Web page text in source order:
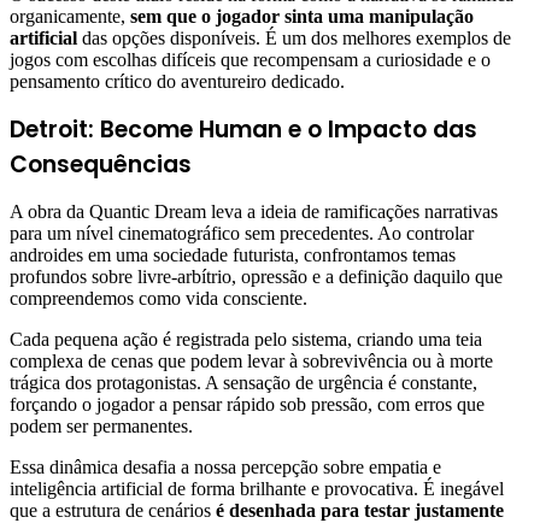
organicamente, sem que o jogador sinta uma manipulação
artificial das opções disponíveis. É um dos melhores exemplos de
jogos com escolhas difíceis que recompensam a curiosidade e o
pensamento crítico do aventureiro dedicado.
Detroit: Become Human e o Impacto das
Consequências
A obra da Quantic Dream leva a ideia de ramificações narrativas
para um nível cinematográfico sem precedentes. Ao controlar
androides em uma sociedade futurista, confrontamos temas
profundos sobre livre-arbítrio, opressão e a definição daquilo que
compreendemos como vida consciente.
Cada pequena ação é registrada pelo sistema, criando uma teia
complexa de cenas que podem levar à sobrevivência ou à morte
trágica dos protagonistas. A sensação de urgência é constante,
forçando o jogador a pensar rápido sob pressão, com erros que
podem ser permanentes.
Essa dinâmica desafia a nossa percepção sobre empatia e
inteligência artificial de forma brilhante e provocativa. É inegável
que a estrutura de cenários é desenhada para testar justamente